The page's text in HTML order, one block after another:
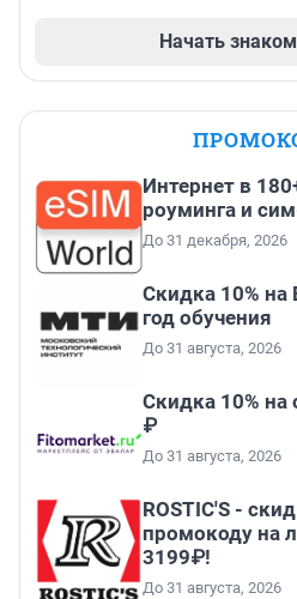
Начать
Интернет в
роуминга и
До 31 декабря, 2026
Скидка 10%
год обучения
До 31 августа, 2026
Скидка 10% на
₽
До 31 августа, 2026
ROSTIC'S -
промокоду на
3199₽!
До 31 августа, 2026